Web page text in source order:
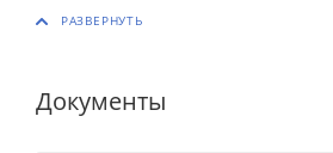
Документы